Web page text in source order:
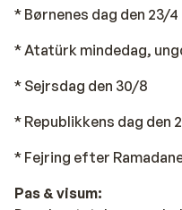
* Børnenes dag den 23/4
* Atatürk mindedag,
* Sejrsdag den 30/8
* Republikkens dag den
* Fejring efter
Pas & visum: